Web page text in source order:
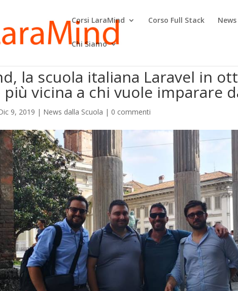
Corsi LaraMind Corso Full Stack
Chi Siamo
la scuola italiana Laravel in
vicina a chi vuole imparare
9, 2019 | News dalla Scuola | 0 commenti